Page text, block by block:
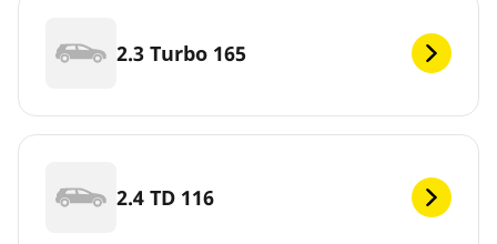
2.3 Turbo 165
2.4 TD 116